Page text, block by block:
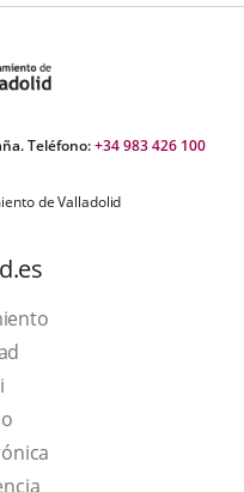
Teléfono:+34 983 426 100
de Valladolid
This
link
will